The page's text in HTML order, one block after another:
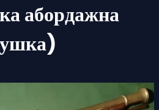
абордажна